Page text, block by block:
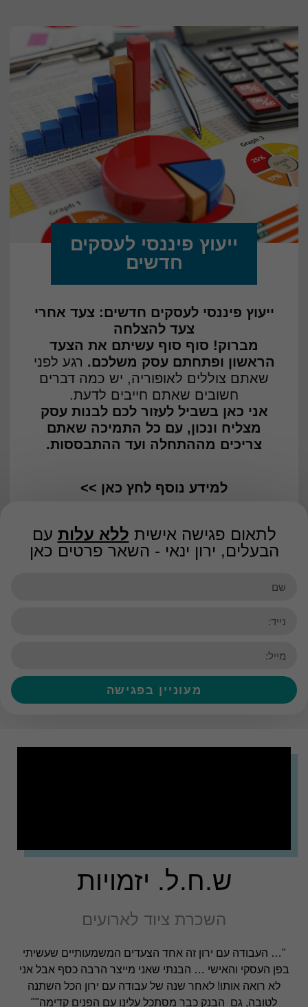
ייעוץ פיננסי לעסקים
חדשים
ייעוץ פיננסי לעסקים חדשים: צעד אחרי
צעד להצלחה
מברוק! סוף סוף עשיתם את הצעד
הראשון ופתחתם עסק משלכם. רגע לפני
שאתם צוללים לאופוריה, יש כמה דברים
חשובים שאתם חייבים לדעת.
אני כאן בשביל לעזור לכם לבנות עסק
מצליח ונכון, עם כל התמיכה שאתם
צריכים מההתחלה ועד ההתבססות.
למידע נוסף לחץ כאן >>
לתאום פגישה אישית ללא עלות עם
הבעלים, ירון ינאי - השאר פרטים כאן
מעוניין בפגישה
ש.ח.ל. יזמויות
השכרת ציוד לארועים​
"… העבודה עם ירון זה אחד הצעדים המשמעותיים שעשיתי
בפן העסקי והאישי … הבנתי שאני מייצר הרבה כסף אבל אני
לא רואה אותו! לאחר שנה של עבודה עם ירון הכל השתנה
לטובה, גם הבנק כבר מסתכל עלינו עם הפנים קדימה""